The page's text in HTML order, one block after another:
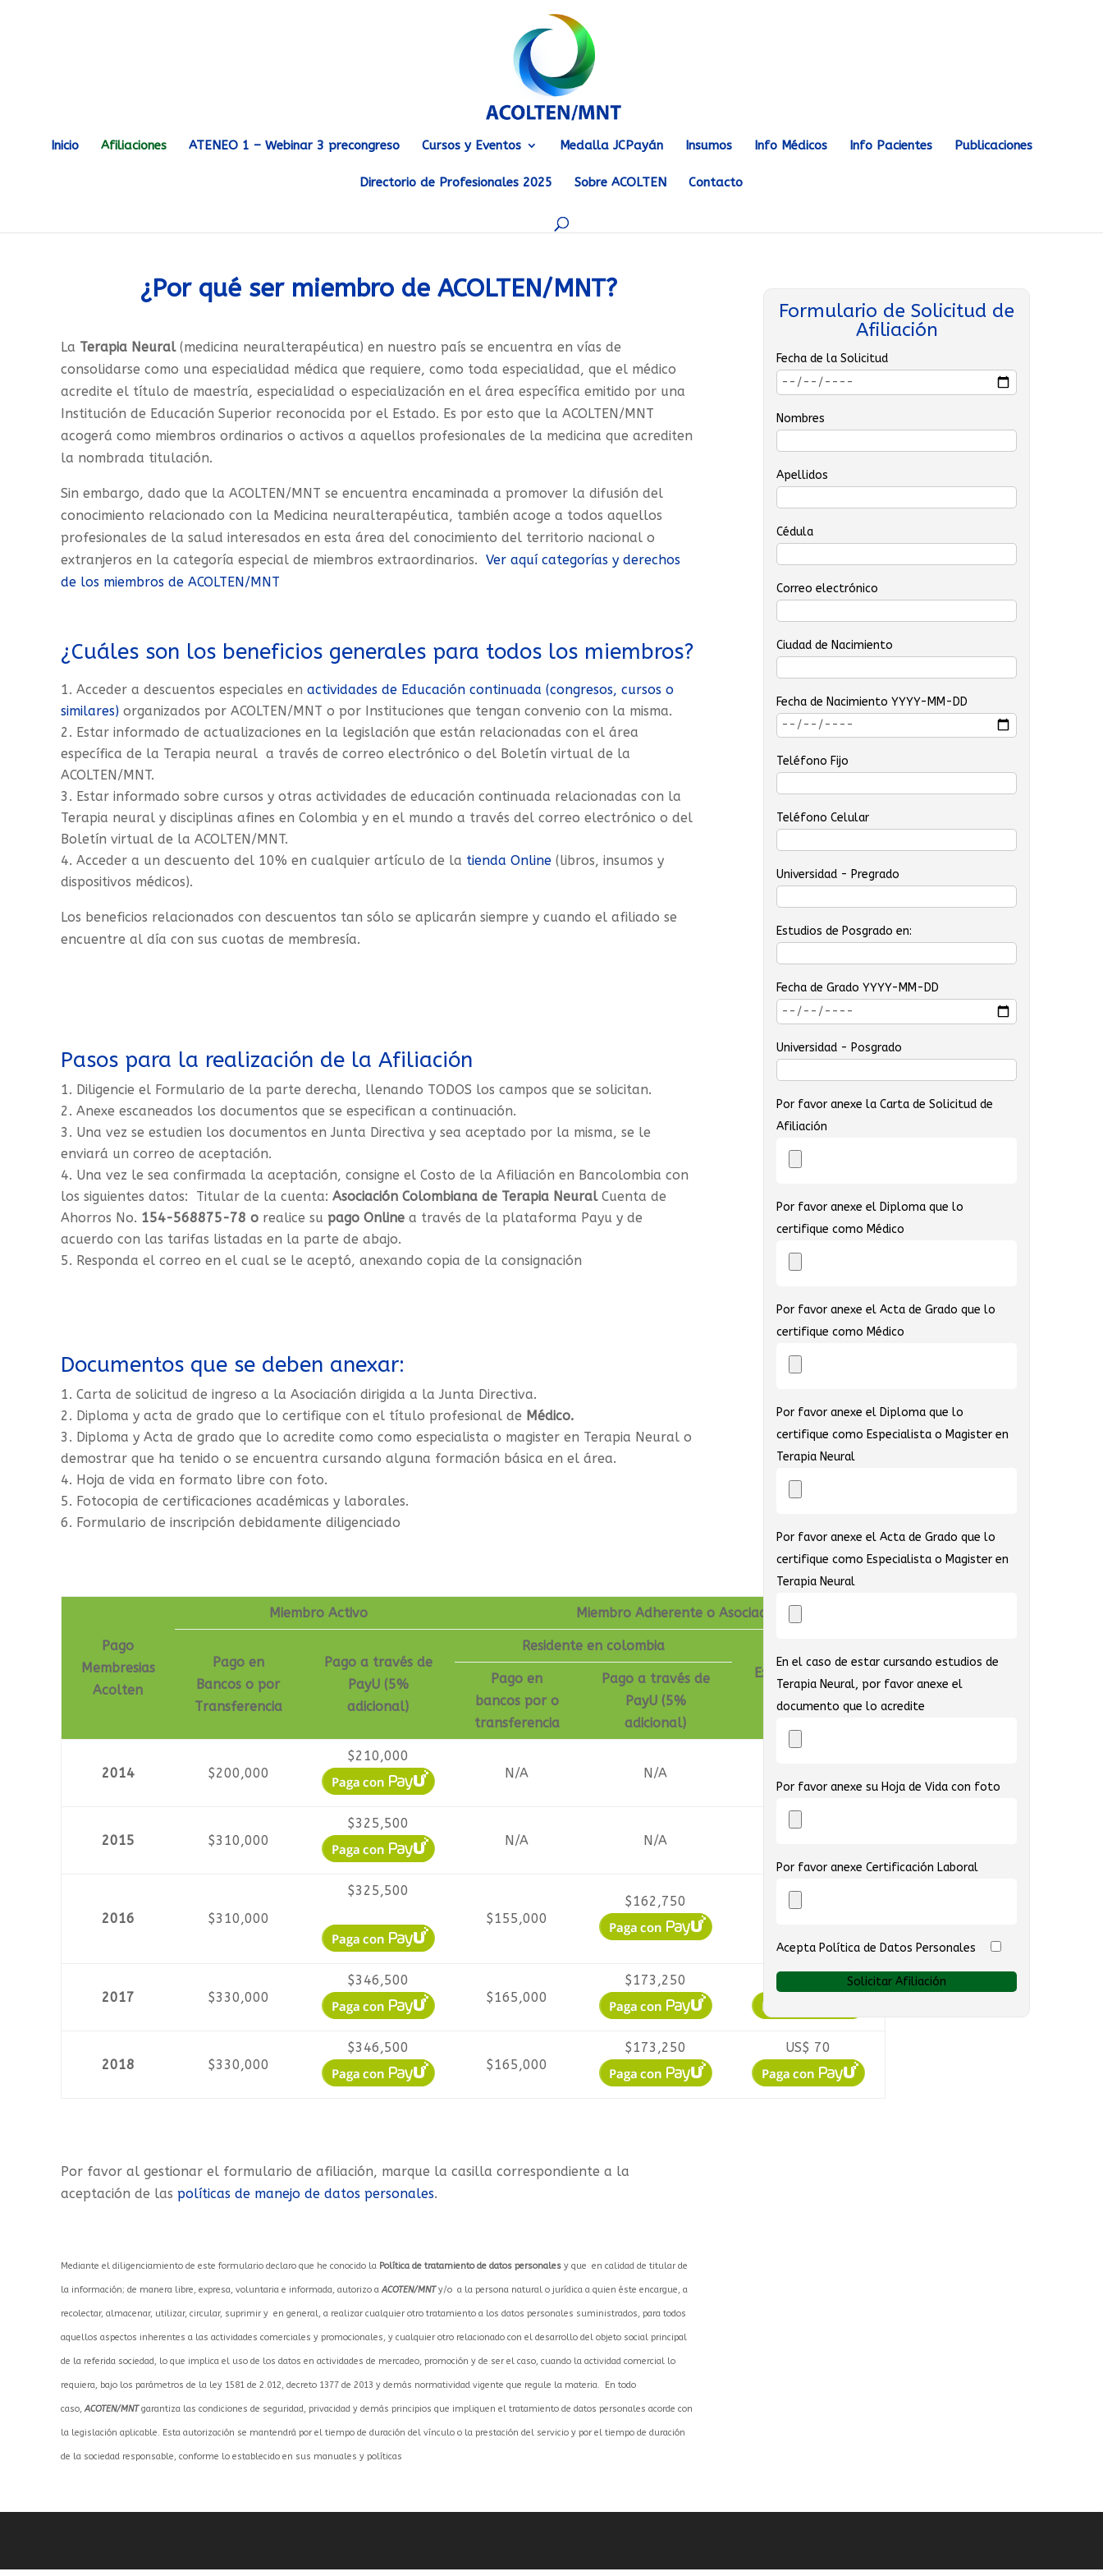
Inicio Afiliaciones ATENEO 1 – Webinar 3 precongreso Cursos y Eventos Medalla JCPayán Insumos Info Médicos Info Pacientes Publicaciones
Directorio de Profesionales 2025 Sobre ACOLTEN Contacto
¿Por qué ser miembro de ACOLTEN/MNT?
La Terapia Neural(medicina neuralterapéutica) en nuestro país se encuentra en vías de
consolidarse como una especialidad médica que requiere, como toda especialidad, que el médico
acredite el título de maestría, especialidad o especialización en el área específica emitido por una
Institución de Educación Superior reconocida por el Estado. Es por esto que la ACOLTEN/MNT
acogerá como miembros ordinarios o activos a aquellos profesionales de la medicina que acrediten
la nombrada titulación.
Sin embargo, dado que la ACOLTEN/MNT se encuentra encaminada a promover la difusión del
conocimiento relacionado con la Medicina neuralterapéutica, también acoge a todos aquellos
profesionales de la salud interesados en esta área del conocimiento del territorio nacional o
extranjeros en la categoría especial de miembros extraordinarios. Ver aquí categorías y derechos
de los miembros de ACOLTEN/MNT
¿Cuáles son los beneficios generales para todos los miembros?
Acceder a descuentos especiales en actividades de Educación continuada (congresos, cursos o
similares)organizados por ACOLTEN/MNT o por Instituciones que tengan convenio con la misma.
Estar informado de actualizaciones en la legislación que están relacionadas con el área
específica de la Terapia neural a través de correo electrónico o del Boletín virtual de la
ACOLTEN/MNT.
Estar informado sobre cursos y otras actividades de educación continuada relacionadas con la
Terapia neural y disciplinas afines en Colombia y en el mundo a través del correo electrónico o del
Boletín virtual de la ACOLTEN/MNT.
Acceder a un descuento del 10% en cualquier artículo de la tienda Online(libros, insumos y
dispositivos médicos).
Los beneficios relacionados con descuentos tan sólo se aplicarán siempre y cuando el afiliado se
encuentre al día con sus cuotas de membresía.
Pasos para la realización de la Afiliación
Diligencie el Formulario de la parte derecha, llenando TODOS los campos que se solicitan.
Anexe escaneados los documentos que se especifican a continuación.
Una vez se estudien los documentos en Junta Directiva y sea aceptado por la misma, se le
enviará un correo de aceptación.
Una vez le sea confirmada la aceptación, consigne el Costo de la Afiliación en Bancolombia con
los siguientes datos: Titular de la cuenta: Asociación Colombiana de Terapia Neural Cuenta de
Ahorros No. 154-568875-78 o realice su pago Onlinea través de la plataforma Payu y de
acuerdo con las tarifas listadas en la parte de abajo.
Responda el correo en el cual se le aceptó, anexando copia de la consignación
Documentos que se deben anexar:
Carta de solicitud de ingreso a la Asociación dirigida a la Junta Directiva.
Diploma y acta de grado que lo certifique con el título profesional de Médico.
Diploma y Acta de grado que lo acredite como como especialista o magister en Terapia Neural o
demostrar que ha tenido o se encuentra cursando alguna formación básica en el área.
Hoja de vida en formato libre con foto.
Fotocopia de certificaciones académicas y laborales.
Formulario de inscripción debidamente diligenciado
Pago
Membresias
Acolten
Miembro Activo Miembro Adherente o Asociado
Pago en
Bancos o por
Transferencia
Pago a través de
PayU (5%
adicional)
Residente en colombia
Extranjero (Valor
en dólares)
Pago en
bancos por o
transferencia
Pago a través de
PayU (5%
adicional)
2014 $200,000
$210,000
N/A
N/A
2015 $310,000
$325,500
N/A
N/A
2016 $310,000
$325,500
$155,000
$162,750
2017 $330,000
$346,500
$165,000
$173,250
2018 $330,000
$346,500
$165,000
$173,250 US$ 70
Por favor al gestionar el formulario de afiliación, marque la casilla correspondiente a la
aceptación de las políticas de manejo de datos personales.
Mediante el diligenciamiento de este formulario declaro que he conocido la Política de tratamiento de datos personales y que en calidad de titular de
la información; de manera libre, expresa, voluntaria e informada, autorizo aACOTEN/MNTy/o a la persona natural o jurídica a quien éste encargue, a
recolectar, almacenar, utilizar, circular, suprimir y en general, a realizar cualquier otro tratamiento a los datos personales suministrados, para todos
aquellos aspectos inherentes a las actividades comerciales y promocionales, y cualquier otro relacionado con el desarrollo del objeto social principal
de la referida sociedad, lo que implica el uso de los datos en actividades de mercadeo, promoción y de ser el caso, cuando la actividad comercial lo
requiera, bajo los parámetros de la ley 1581 de 2.012, decreto 1377 de 2013 y demás normatividad vigente que regule la materia. En todo
caso,ACOTEN/MNTgarantiza las condiciones de seguridad, privacidad y demás principios que impliquen el tratamiento de datos personales acorde con
la legislación aplicable. Esta autorización se mantendrá por el tiempo de duración del vínculo o la prestación del servicio y por el tiempo de duración
de la sociedad responsable, conforme lo establecido en sus manuales y políticas
Formulario de Solicitud de
Afiliación
Fecha de la Solicitud
Nombres
Apellidos
Cédula
Correo electrónico
Ciudad de Nacimiento
Fecha de Nacimiento YYYY-MM-DD
Teléfono Fijo
Teléfono Celular
Universidad - Pregrado
Estudios de Posgrado en:
Fecha de Grado YYYY-MM-DD
Universidad - Posgrado
Por favor anexe la Carta de Solicitud de
Afiliación
Por favor anexe el Diploma que lo
certifique como Médico
Por favor anexe el Acta de Grado que lo
certifique como Médico
Por favor anexe el Diploma que lo
certifique como Especialista o Magister en
Terapia Neural
Por favor anexe el Acta de Grado que lo
certifique como Especialista o Magister en
Terapia Neural
En el caso de estar cursando estudios de
Terapia Neural, por favor anexe el
documento que lo acredite
Por favor anexe su Hoja de Vida con foto
Por favor anexe Certificación Laboral
Acepta Política de Datos Personales